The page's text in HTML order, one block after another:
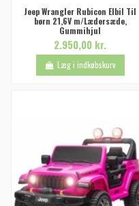
Jeep Wrangler Rubicon Elbil Til
børn 21,6V m/Lædersæde,
Gummihjul
2.950,00 kr.
Læg i indkøbskurv